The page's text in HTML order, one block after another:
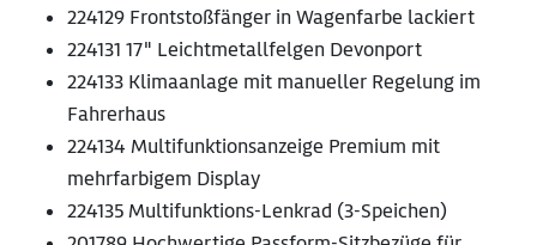
224129 Frontstoßfänger in Wagenfarbe lackiert
224131 17" Leichtmetallfelgen Devonport
224133 Klimaanlage mit manueller Regelung im
Fahrerhaus
224134 Multifunktionsanzeige Premium mit
mehrfarbigem Display
224135 Multifunktions-Lenkrad (3-Speichen)